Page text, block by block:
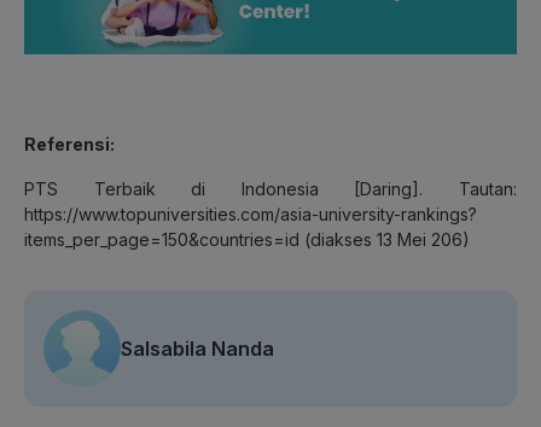
Referensi:
PTS Terbaik di Indonesia [Daring]. Tautan:
https://www.topuniversities.com/asia-university-rankings?
items_per_page=150&countries=id (diakses 13 Mei 206)
Salsabila Nanda